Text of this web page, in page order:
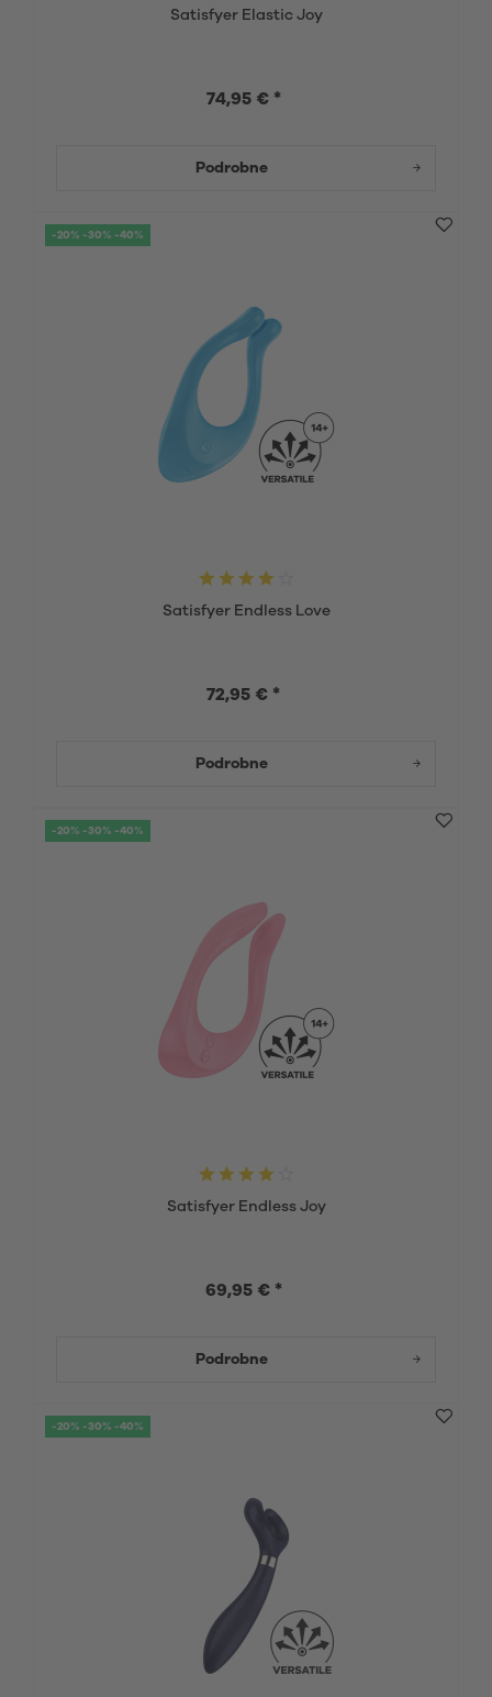
Satisfyer Elastic Joy
74,95 € *
Podrobne
-20% -30% -40%
Satisfyer Endless Love
72,95 € *
Podrobne
-20% -30% -40%
Satisfyer Endless Joy
69,95 € *
Podrobne
-20% -30% -40%